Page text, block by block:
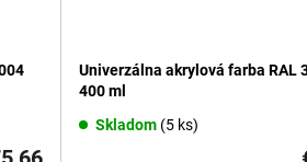
Univerzálna akrylová farba RAL
400 ml
Skladom (5 ks)